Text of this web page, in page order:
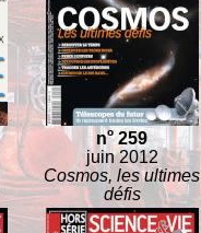
no259
juin 2012
Cosmos, les ultimes
défis